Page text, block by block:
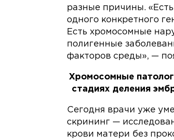
разные причины.
одного конкретного
Есть хромосомные
полигенные
факторов среды», —
Хромосомные
стадиях деления
Сегодня врачи уже
скрининг —
крови матери без